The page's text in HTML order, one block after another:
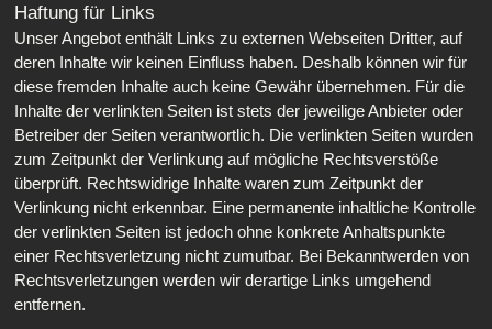
Haftung für Links
Unser Angebot enthält Links zu externen Webseiten Dritter, auf
deren Inhalte wir keinen Einfluss haben. Deshalb können wir für
diese fremden Inhalte auch keine Gewähr übernehmen. Für die
Inhalte der verlinkten Seiten ist stets der jeweilige Anbieter oder
Betreiber der Seiten verantwortlich. Die verlinkten Seiten wurden
zum Zeitpunkt der Verlinkung auf mögliche Rechtsverstöße
überprüft. Rechtswidrige Inhalte waren zum Zeitpunkt der
Verlinkung nicht erkennbar. Eine permanente inhaltliche Kontrolle
der verlinkten Seiten ist jedoch ohne konkrete Anhaltspunkte
einer Rechtsverletzung nicht zumutbar. Bei Bekanntwerden von
Rechtsverletzungen werden wir derartige Links umgehend
entfernen.